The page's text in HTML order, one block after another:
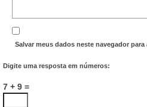
Salvar meus dados neste navegador
Digite uma resposta em números:
7 + 9 =